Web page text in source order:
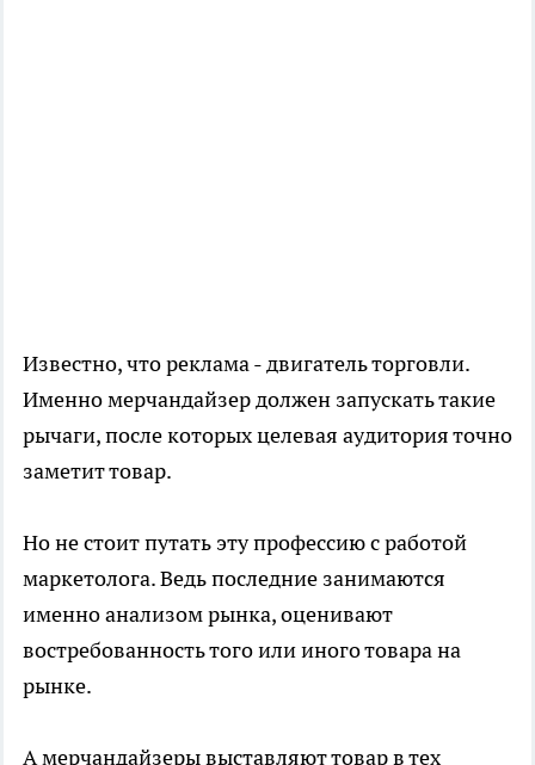
Известно, что реклама - двигатель торговли.
Именно мерчандайзер должен запускать такие
рычаги, после которых целевая аудитория точно
заметит товар.
Но не стоит путать эту профессию с работой
маркетолога. Ведь последние занимаются
именно анализом рынка, оценивают
востребованность того или иного товара на
рынке.
А мерчандайзеры выставляют товар в тех